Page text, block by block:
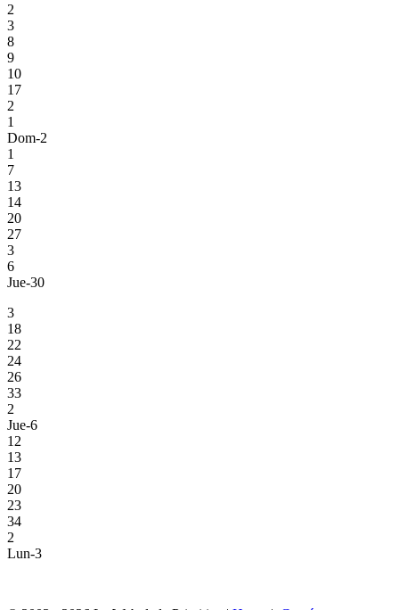
2
3
8
9
10
17
2
1
Dom-2
1
7
13
14
20
27
3
6
Jue-30
3
18
22
24
26
33
2
Jue-6
12
13
17
20
23
34
2
Lun-3